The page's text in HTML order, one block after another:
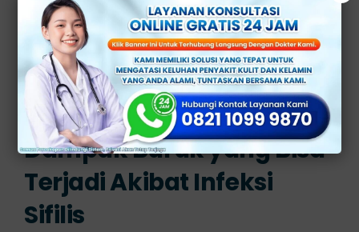
Luka yang tidak terasa nyeri (biasanya di
area genital, anus, atau mulut)
Ruam merah yang tidak terasa gatal di
seluruh tubuh
Demam dan kelelahan
Pembengkakan kelenjar getah bening
Dampak Buruk yang Bisa
Terjadi Akibat Infeksi
Sifilis